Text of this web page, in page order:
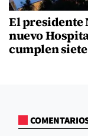
El presidente
nuevo
cumplen